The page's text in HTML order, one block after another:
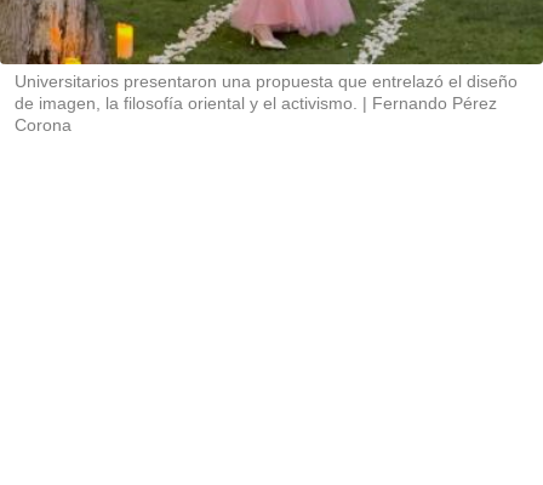
t
i
r
Universitarios presentaron una propuesta que entrelazó el diseño
de imagen, la filosofía oriental y el activismo.
Fernando Pérez
Corona